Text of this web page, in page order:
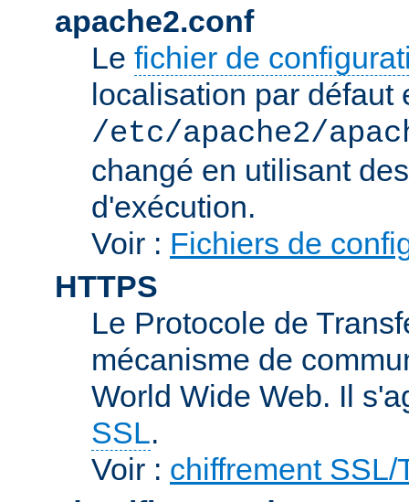
apache2.conf
Le fichier de
localisation par défaut
/etc/apache2/
changé en utilisant
d'exécution.
Voir : Fichiers de
HTTPS
Le Protocole de
mécanisme de
World Wide Web. Il
SSL.
Voir : chiffrement SSL/